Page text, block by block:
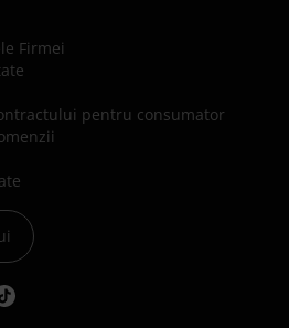
Firmei
pentru consumator